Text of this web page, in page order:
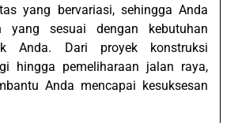
yang bervariasi, sehingga Anda
yang sesuai dengan kebutuhan
Anda. Dari proyek konstruksi
hingga pemeliharaan jalan raya,
Anda mencapai kesuksesan